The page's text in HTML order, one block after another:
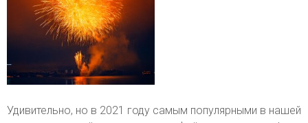
Удивительно, но в 2021 году самым популярными в нашей